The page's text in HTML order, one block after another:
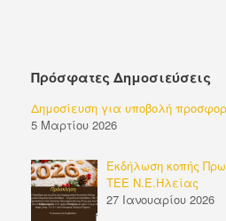
Πρόσφατες Δημοσιεύσεις
Δημοσίευση για υποβολή
5 Μαρτίου 2026
Εκδήλωση κοπής
ΤΕΕ Ν.Ε.Ηλείας
27 Ιανουαρίου 2026